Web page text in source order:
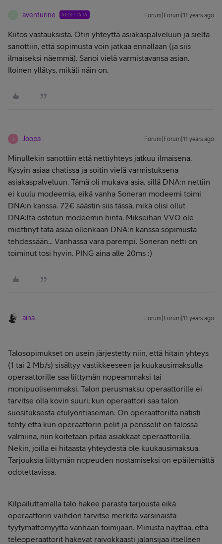
aventurine ALOITTAJA Forum|Forum|11 years ago
Kiitos vastauksista. Otin yhteyttä asiakaspalveluun ja sieltä
sanottiin, että sopimusta voin jatkaa ennallaan (ja siis
ilmaiseksi näemmä). Sanoi vielä varmistavansa asian.
Iloinen yllätys, mikäli näin on.
J Joopa Forum|Forum|11 years ago
Minullekin sanottiin että nettiyhteys jatkuu ilmaisena.
Kysyin asiaa chatissa ja soitin vielä varmistuksena
asiakaspalveluun. Tämä oli mukava asia, sillä DNA:n nettiin
ei kuulu modeemia, eikä vanha Soneran modeemi toimi
DNA:n kanssa. 72€ säästin siis tässä, mikä olisi ollut
DNA:lta ostetun modeemin hinta. Mikseihän VVO ole
miettinyt tätä asiaa ollenkaan DNA:n kanssa sopimusta
tehdessään... Vanhassa vara parempi. Soneran netti on
toiminut tosi hyvin. PING aina alle 20ms :)
aina Forum|Forum|11 years ago
Talosopimukset on usein järjestetty niin, että hitain yhteys
(1 tai 2 Mb/s) sisältyy vastikkeeseen ja kuukausimaksulla
operaattorille saa liittymän nopeammaksi tai
monipuolisemmaksi. Talon perusmaksu operaattorille ei
tarvitse olla kovin suuri, kun operaattori saa talon
suosituksesta etulyöntiaseman. On operaattorilta nätisti
tehty että kun operaattorin pelit ja pensselit on talossa
valmiina, niin koitetaan pitää asiakkaat operaattorilla.
Nekin, joilla ei hitaasta yhteydestä ole kuukausimaksua.
Tarjouksia liittymän nopeuden nostamiseksi on epäilemättä
odotettavissa.
Kilpailuttamalla talo hakee parasta tarjousta eikä
operaattorin vaihdon tarvitse merkitä varsinaista
tyytymättömyyttä vanhaan toimijaan. Minusta näyttää, että
teleoperaattorit hakevat raivokkaasti jalansijaa itselleen